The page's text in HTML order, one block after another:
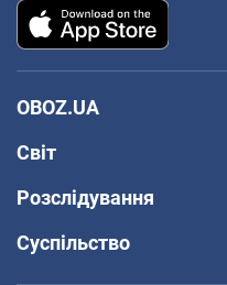
OBOZ.UA
Світ
Розслідування
Суспільство